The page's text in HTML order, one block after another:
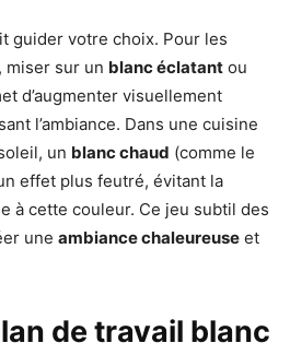
guider votre choix. Pour les
miser sur un blanc éclatant ou
d’augmenter visuellement
l’ambiance. Dans une cuisine
un blanc chaud (comme le
effet plus feutré, évitant la
à cette couleur. Ce jeu subtil des
une ambiance chaleureuse et
de travail blanc